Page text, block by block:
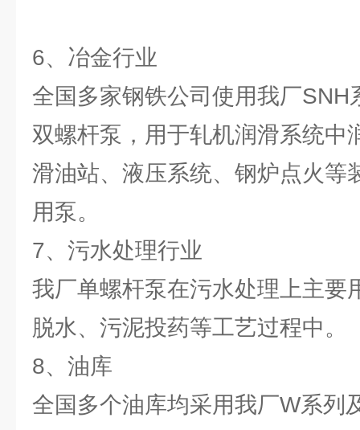
6、冶金行业
全国多家钢铁公司使用我厂SNH
双螺杆泵，用于轧机润滑系统中
滑油站、液压系统、钢炉点火等
用泵。
7、污水处理行业
我厂单螺杆泵在污水处理上主要
脱水、污泥投药等工艺过程中。
8、油库
全国多个油库均采用我厂W系列